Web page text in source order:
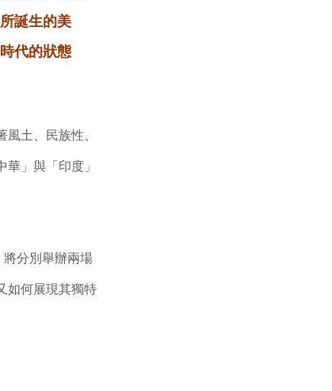
誕生的美
代的狀態
土、民族性、
」與「印度」
分別舉辦兩場
如何展現其獨特